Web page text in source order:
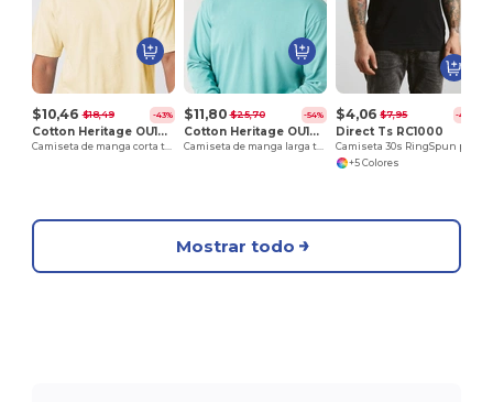
$10,46 $18,49 -43%
Cotton Heritage OU1690
Camiseta de manga corta teñida en prenda
$11,80 $25,70 -54%
Cotton Heritage OU1964
Camiseta de manga larga teñida en prenda
$4,06 $7,95 -49%
Direct Ts RC1000
+5 Colores
Mostrar todo